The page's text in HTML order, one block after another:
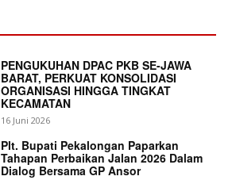
PENGUKUHAN DPAC PKB SE-JAWA
BARAT, PERKUAT KONSOLIDASI
ORGANISASI HINGGA TINGKAT
KECAMATAN
16 Juni 2026
Plt. Bupati Pekalongan Paparkan
Tahapan Perbaikan Jalan 2026 Dalam
Dialog Bersama GP Ansor